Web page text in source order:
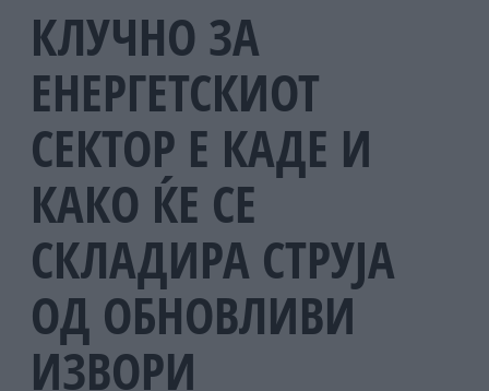
КЛУЧНО ЗА
ЕНЕРГЕТСКИОТ
СЕКТОР Е КАДЕ И
КАКО ЌЕ СЕ
СКЛАДИРА СТРУЈА
ОД ОБНОВЛИВИ
ИЗВОРИ